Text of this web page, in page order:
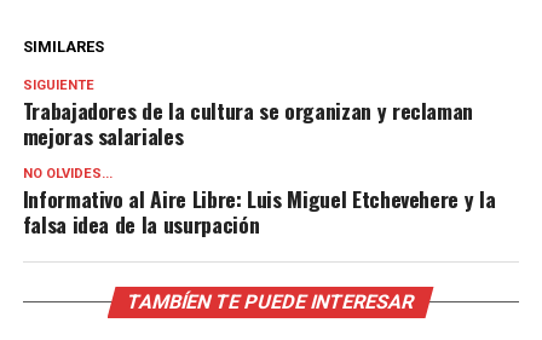
SIMILARES
SIGUIENTE
Trabajadores de la cultura se organizan y reclaman
mejoras salariales
NO OLVIDES...
Informativo al Aire Libre: Luis Miguel Etchevehere y la
falsa idea de la usurpación
TAMBÍEN TE PUEDE INTERESAR